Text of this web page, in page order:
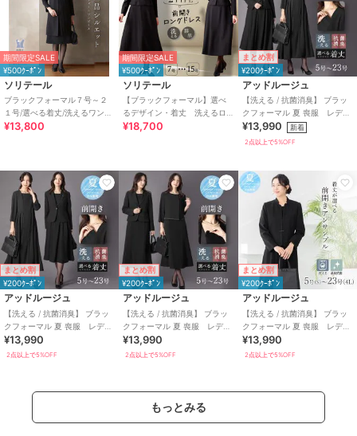
期間限定SALE
¥500ｸｰﾎﾟﾝ
ソリテール
ブラックフォーマル７号～２
１号/選べる着丈/洗えるワンピ
ース/喪服/礼服/卒業式/卒園式
¥13,800
期間限定SALE
¥500ｸｰﾎﾟﾝ
ソリテール
【ブラックフォーマル】選べ
るデザイン・着丈 洗えるロ
ング丈ワンピースのアンサン
¥18,700
まとめ割
¥200ｸｰﾎﾟﾝ
アッドルージュ
【洗える / 抗菌消臭】 ブラッ
クフォーマル 夏 喪服 レディ
ース 着丈が選べる 5号～23
号
¥13,990 新着
2点以上で5%OFF
まとめ割
¥200ｸｰﾎﾟﾝ
アッドルージュ
【洗える / 抗菌消臭】 ブラッ
クフォーマル 夏 喪服 レディ
ース 着丈が選べる 5号～23
号
¥13,990
2点以上で5%OFF
まとめ割
¥200ｸｰﾎﾟﾝ
アッドルージュ
【洗える / 抗菌消臭】 ブラッ
クフォーマル 夏 喪服 レディ
ース 着丈が選べる 5号～23
号
¥13,990
2点以上で5%OFF
まとめ割
¥200ｸｰﾎﾟﾝ
アッドルージュ
【洗える / 抗菌消臭】 ブラッ
クフォーマル 夏 喪服 レディ
ース 着丈が選べる 5号～23
号
¥13,990
2点以上で5%OFF
もっとみる